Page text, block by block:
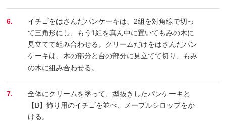
6.
イチゴをはさんだパンケーキは、2組を対角線で切っ
て三角形にし、もう1組を真ん中に置いてもみの木に
見立てて組み合わせる。クリームだけをはさんだパン
ケーキは、木の部分と台の部分に見立てて切り、もみ
の木に組み合わせる。
7.
全体にクリームを塗って、型抜きしたパンケーキと
【B】飾り用のイチゴを並べ、メープルシロップをか
ける。